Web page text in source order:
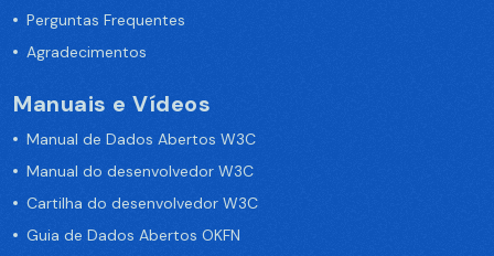
Perguntas Frequentes
Agradecimentos
Manuais e Vídeos
Manual de Dados Abertos W3C
Manual do desenvolvedor W3C
Cartilha do desenvolvedor W3C
Guia de Dados Abertos OKFN